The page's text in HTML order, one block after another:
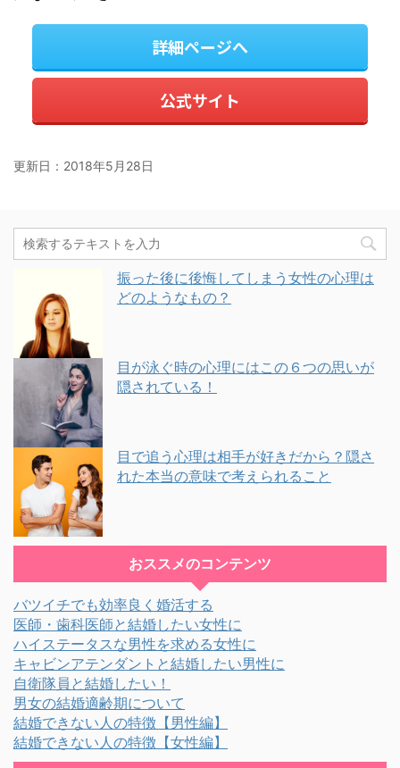
詳細ページへ
公式サイト
更新日： 2018年5月28日
振った後に後悔してしまう女性の心理は
どのようなもの？
目が泳ぐ時の心理にはこの６つの思いが
隠されている！
目で追う心理は相手が好きだから？隠さ
れた本当の意味で考えられること
おススメのコンテンツ
バツイチでも効率良く婚活する
医師・歯科医師と結婚したい女性に
ハイステータスな男性を求める女性に
キャビンアテンダントと結婚したい男性に
自衛隊員と結婚したい！
男女の結婚適齢期について
結婚できない人の特徴【男性編】
結婚できない人の特徴【女性編】